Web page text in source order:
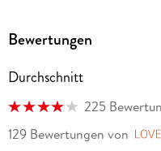
Bewertungen
Durchschnitt
225
129 Bewertungen von